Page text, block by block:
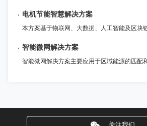
电机节能智慧解决方案
智能微网解决方案